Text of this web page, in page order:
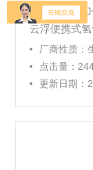
云浮EXD-
云浮便携式
型，量程：-
成ppmv（μl/l
厂商性质：
点击量：
更新日期：